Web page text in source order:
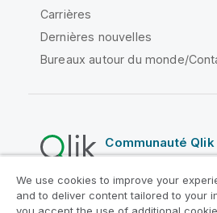
Carrières
Dernières nouvelles
Bureaux autour du monde/
Communauté Qlik
Contrats juridiques
Conditions d'utilisation des produits
We use cookies to improve your
and to deliver content tailored to your